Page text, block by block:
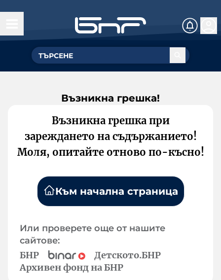
Възникна грешка!
Възникна грешка при
зареждането на съдържанието!
Моля, опитайте отново по-късно!
Към начална страница
Или проверете още от нашите
сайтове:
БНР
Детското.БНР
Архивен фонд на БНР